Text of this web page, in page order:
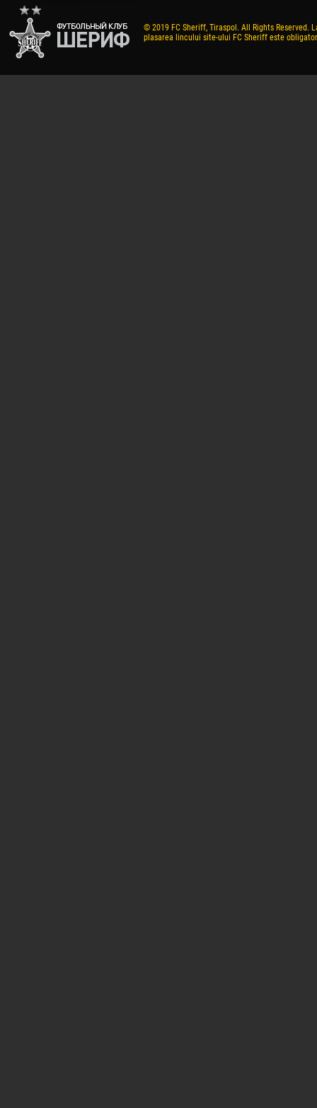
© 2019 FC Sheriff, Tiraspol. All Rights
plasarea lincului site-ului FC Sheriff este